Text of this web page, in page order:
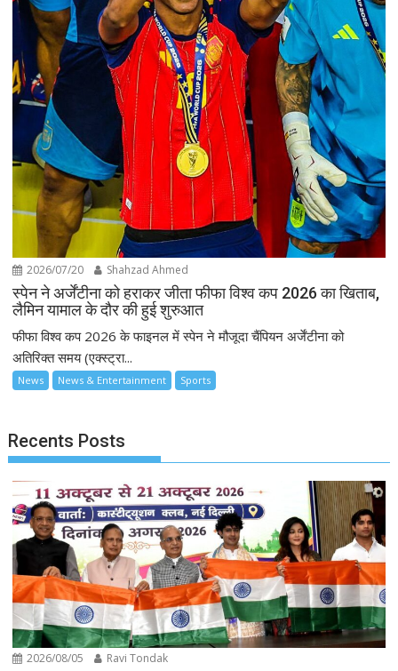
2026/07/20 Shahzad Ahmed
स्पेन ने अर्जेंटीना को हराकर जीता फीफा विश्व कप 2026 का खिताब,
लैमिन यामाल के दौर की हुई शुरुआत
फीफा विश्व कप 2026 के फाइनल में स्पेन ने मौजूदा चैंपियन अर्जेंटीना को
अतिरिक्त समय (एक्स्ट्रा...
News News & Entertainment Sports
Recents Posts
2026/08/05 Ravi Tondak